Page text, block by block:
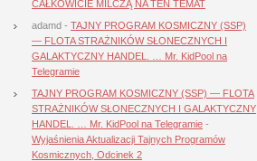
CAŁKOWICIE MILCZĄ NA TEN TEMAT
adamd - TAJNY PROGRAM KOSMICZNY (SSP)
— FLOTA STRAŻNIKÓW SŁONECZNYCH I
GALAKTYCZNY HANDEL. … Mr. KidPool na
Telegramie
TAJNY PROGRAM KOSMICZNY (SSP) — FLOTA
STRAŻNIKÓW SŁONECZNYCH I GALAKTYCZNY
HANDEL. … Mr. KidPool na Telegramie -
Wyjaśnienia Aktualizacji Tajnych Programów
Kosmicznych, Odcinek 2